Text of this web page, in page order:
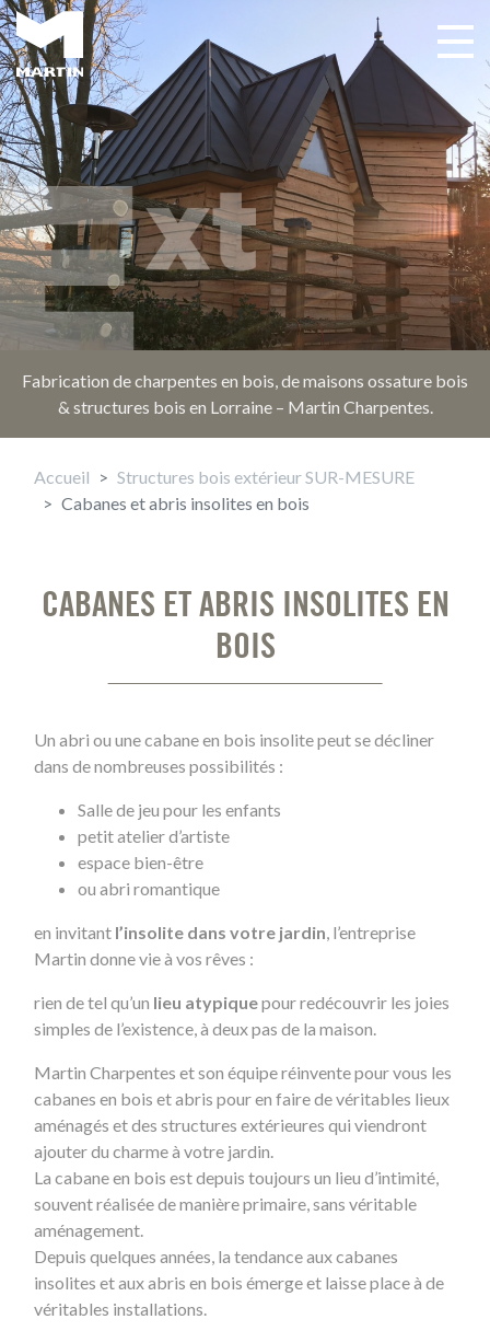
Aller
au
contenu
principal
Main navigation Toggle
Fabrication de charpentes en bois, de maisons ossature bois
& structures bois en Lorraine – Martin Charpentes.
Accueil
Structures bois extérieur SUR-MESURE
Cabanes et abris insolites en bois
CABANES ET ABRIS INSOLITES EN
BOIS
Un abri ou une cabane en bois insolite peut se décliner
dans de nombreuses possibilités :
Salle de jeu pour les enfants
petit atelier d’artiste
espace bien-être
ou abri romantique
en invitant l’insolite dans votre jardin, l’entreprise
Martin donne vie à vos rêves :
rien de tel qu’un lieu atypiquepour redécouvrir les joies
simples de l’existence, à deux pas de la maison.
Martin Charpentes et son équipe réinvente pour vous les
cabanes en bois et abris pour en faire de véritables lieux
aménagés et des structures extérieures qui viendront
ajouter du charme à votre jardin.
La cabane en bois est depuis toujours un lieu d’intimité,
souvent réalisée de manière primaire, sans véritable
aménagement.
Depuis quelques années, la tendance aux cabanes
insolites et aux abris en bois émerge et laisse place à de
véritables installations.